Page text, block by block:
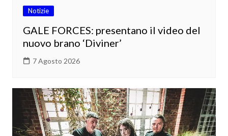
Notizie
GALE FORCES: presentano il video del
nuovo brano ‘Diviner’
7 Agosto 2026